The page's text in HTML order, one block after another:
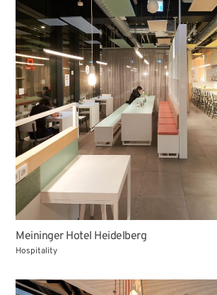
Meininger Hotel Heidelberg
Hospitality